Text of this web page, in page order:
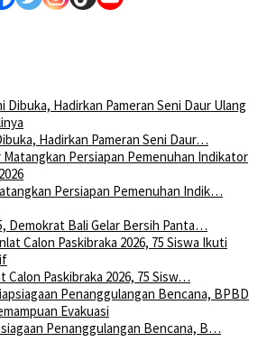
Hadirkan Pameran Seni Daur…
Persiapan Pemenuhan Indik…
Demokrat Bali Gelar Bersih Panta…
Calon Paskibraka 2026, 75 Sisw…
Penanggulangan Bencana, B…